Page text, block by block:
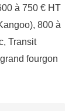
à 750 € HT
800 à
Transit
fourgon